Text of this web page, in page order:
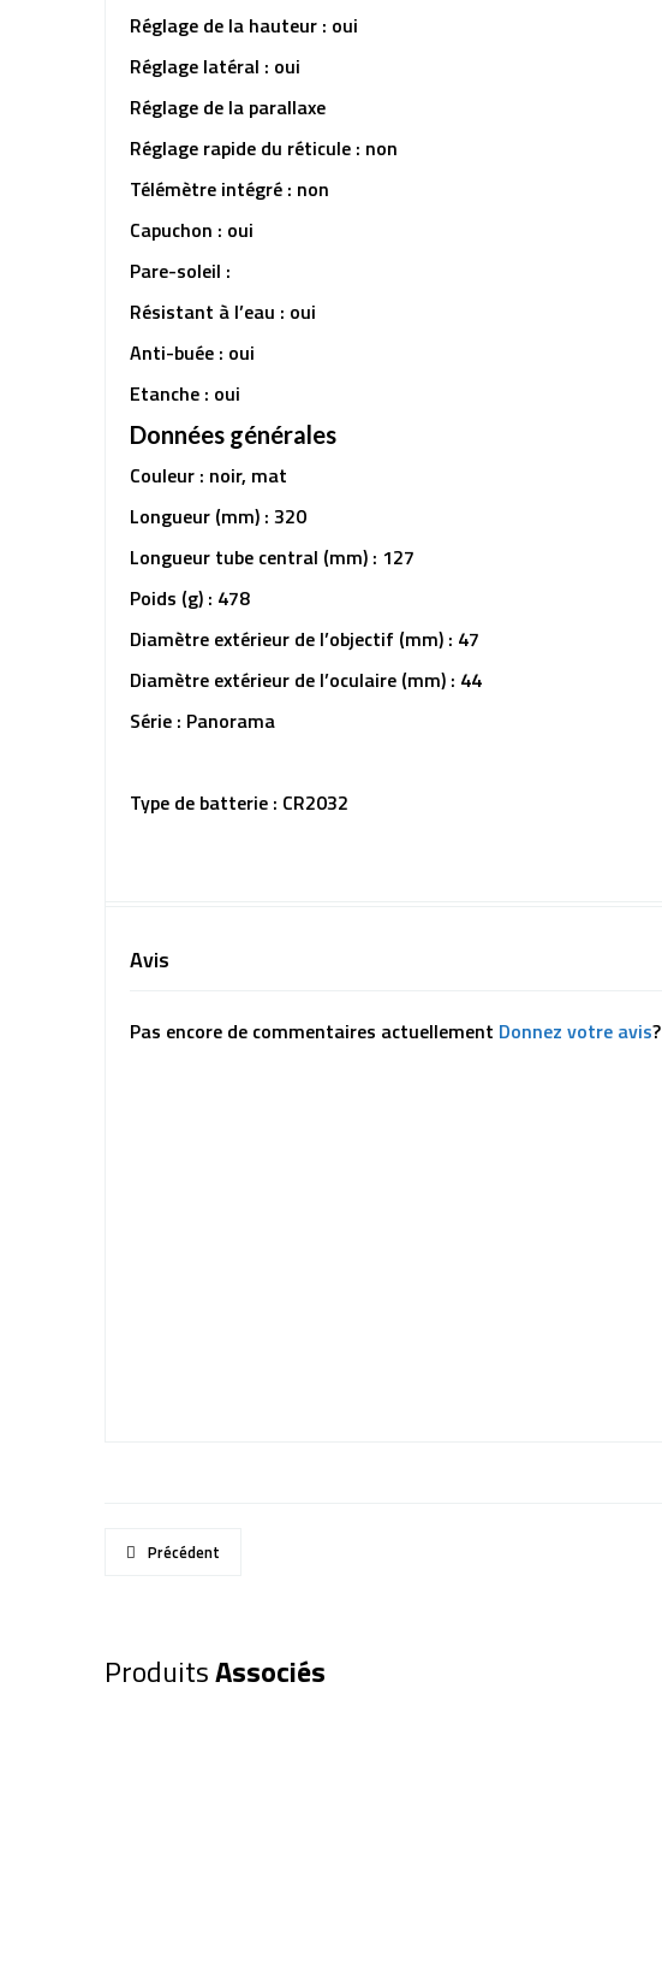
Réglage de la hauteur : oui
Réglage latéral : oui
Réglage de la parallaxe
Réglage rapide du réticule : non
Télémètre intégré : non
Capuchon : oui
Pare-soleil :
Résistant à l’eau : oui
Anti-buée : oui
Etanche : oui
Données générales
Couleur : noir, mat
Longueur (mm) : 320
Longueur tube central (mm) : 127
Poids (g) : 478
Diamètre extérieur de l’objectif (mm) : 47
Diamètre extérieur de l’oculaire (mm) : 44
Série : Panorama
Type de batterie : CR2032
Avis
Pas encore de commentaires actuellement Donnez votre avis?
Précédent
ProduitsAssociés